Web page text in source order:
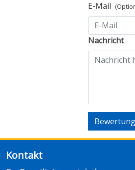
E-Mail
Nachricht
Kontakt